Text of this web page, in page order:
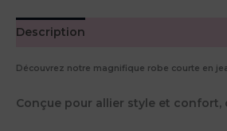
Description
Découvrez notre magnifique robe courte en
Conçue pour allier style et